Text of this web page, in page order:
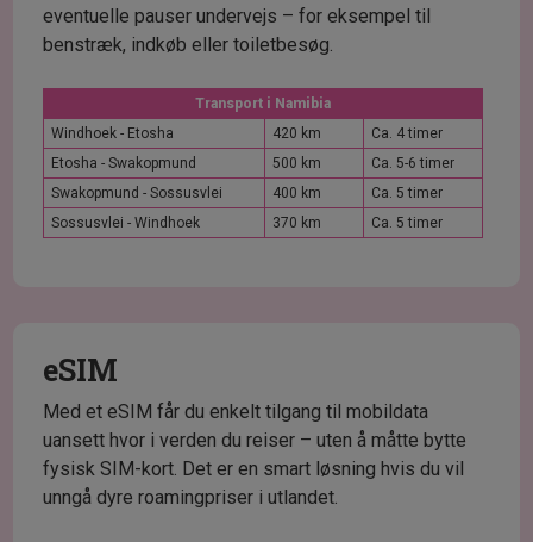
eventuelle pauser undervejs – for eksempel til
benstræk, indkøb eller toiletbesøg.
Transport i Namibia
Windhoek - Etosha
420 km
Ca. 4 timer
Etosha - Swakopmund
500 km
Ca. 5-6 timer
Swakopmund - Sossusvlei
400 km
Ca. 5 timer
Sossusvlei - Windhoek
370 km Ca. 5 timer
eSIM
Med et eSIM får du enkelt tilgang til mobildata
uansett hvor i verden du reiser – uten å måtte bytte
fysisk SIM-kort. Det er en smart løsning hvis du vil
unngå dyre roamingpriser i utlandet.